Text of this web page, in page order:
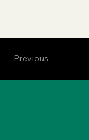
Previous